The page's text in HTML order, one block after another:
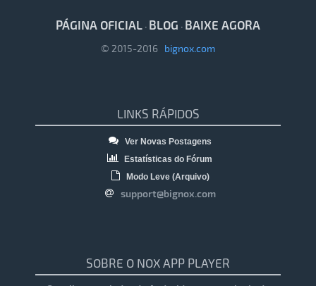
PÁGINA OFICIAL · BLOG · BAIXE AGORA
© 2015-2016 bignox.com
LINKS RÁPIDOS
Ver Novas Postagens
Estatísticas do Fórum
Modo Leve (Arquivo)
support@bignox.com
SOBRE O NOX APP PLAYER